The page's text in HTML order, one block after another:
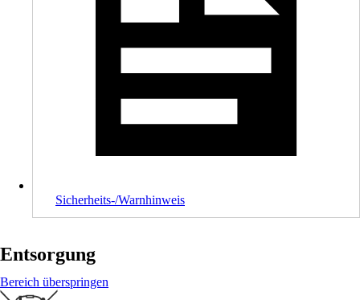
Sicherheits-/Warnhinweis
Entsorgung
Bereich überspringen